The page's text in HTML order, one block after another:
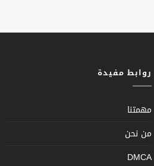
روابط مفيدة
مهمتنا
من نحن
DMCA